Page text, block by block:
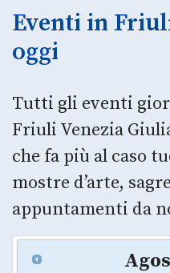
Eventi in
oggi
Tutti gli eventi
Friuli Venezia
che fa più al caso
mostre d’arte,
appuntamenti da